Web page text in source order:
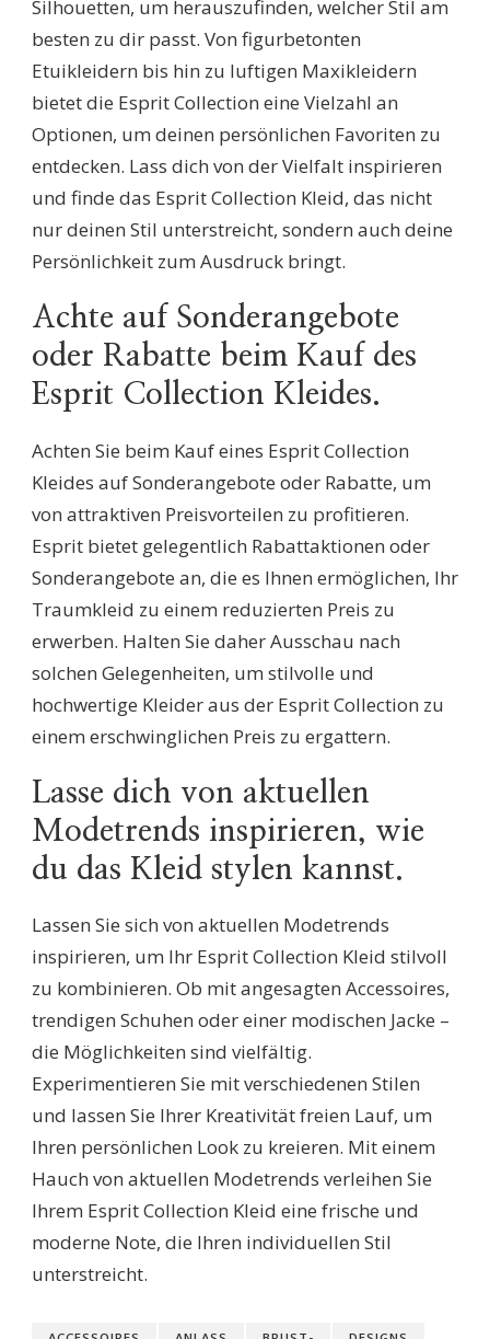
Silhouetten, um herauszufinden, welcher Stil am
besten zu dir passt. Von figurbetonten
Etuikleidern bis hin zu luftigen Maxikleidern
bietet die Esprit Collection eine Vielzahl an
Optionen, um deinen persönlichen Favoriten zu
entdecken. Lass dich von der Vielfalt inspirieren
und finde das Esprit Collection Kleid, das nicht
nur deinen Stil unterstreicht, sondern auch deine
Persönlichkeit zum Ausdruck bringt.
Achte auf Sonderangebote
oder Rabatte beim Kauf des
Esprit Collection Kleides.
Achten Sie beim Kauf eines Esprit Collection
Kleides auf Sonderangebote oder Rabatte, um
von attraktiven Preisvorteilen zu profitieren.
Esprit bietet gelegentlich Rabattaktionen oder
Sonderangebote an, die es Ihnen ermöglichen, Ihr
Traumkleid zu einem reduzierten Preis zu
erwerben. Halten Sie daher Ausschau nach
solchen Gelegenheiten, um stilvolle und
hochwertige Kleider aus der Esprit Collection zu
einem erschwinglichen Preis zu ergattern.
Lasse dich von aktuellen
Modetrends inspirieren, wie
du das Kleid stylen kannst.
Lassen Sie sich von aktuellen Modetrends
inspirieren, um Ihr Esprit Collection Kleid stilvoll
zu kombinieren. Ob mit angesagten Accessoires,
trendigen Schuhen oder einer modischen Jacke –
die Möglichkeiten sind vielfältig.
Experimentieren Sie mit verschiedenen Stilen
und lassen Sie Ihrer Kreativität freien Lauf, um
Ihren persönlichen Look zu kreieren. Mit einem
Hauch von aktuellen Modetrends verleihen Sie
Ihrem Esprit Collection Kleid eine frische und
moderne Note, die Ihren individuellen Stil
unterstreicht.